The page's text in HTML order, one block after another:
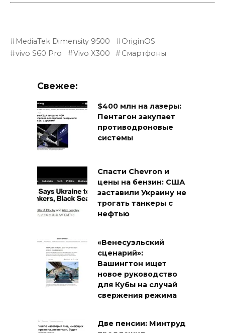
MediaTek Dimensity 9500
OriginOS
vivo S60 Pro
Vivo X300 Смартфоны
Свежее:
$400 млн на лазеры:
Пентагон закупает
противодроновые
системы
Спасти Chevron и
цены на бензин: США
заставили Украину не
трогать танкеры с
нефтью
«Венесуэльский
сценарий»:
Вашингтон ищет
новое руководство
для Кубы на случай
свержения режима
Две пенсии: Минтруд